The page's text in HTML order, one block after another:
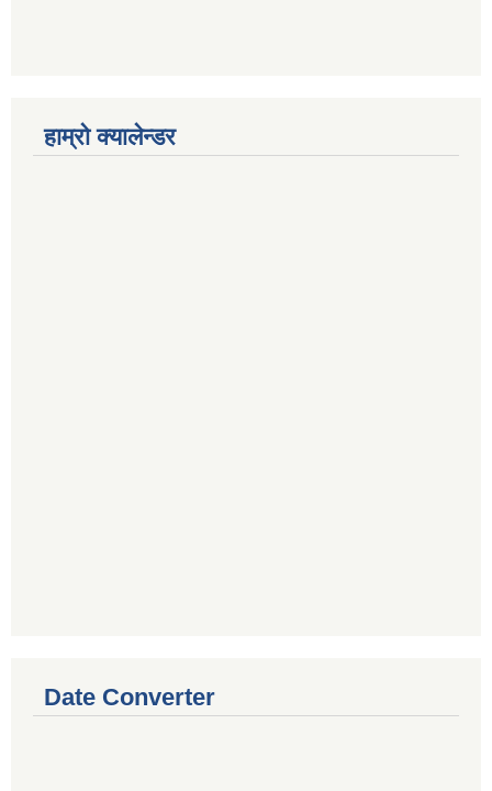
हाम्रो क्यालेन्डर
Date Converter